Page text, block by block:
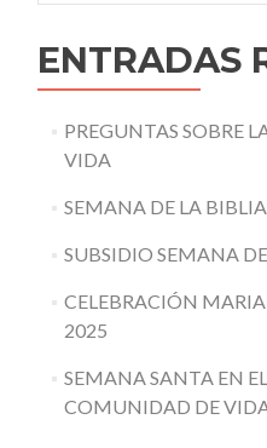
ENTRADAS
PREGUNTAS SOBRE
VIDA
SEMANA DE LA
SUBSIDIO SEMANA
CELEBRACIÓN
2025
SEMANA SANTA EN
COMUNIDAD DE